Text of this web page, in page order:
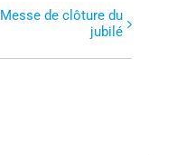
Messe de clôture du
jubilé